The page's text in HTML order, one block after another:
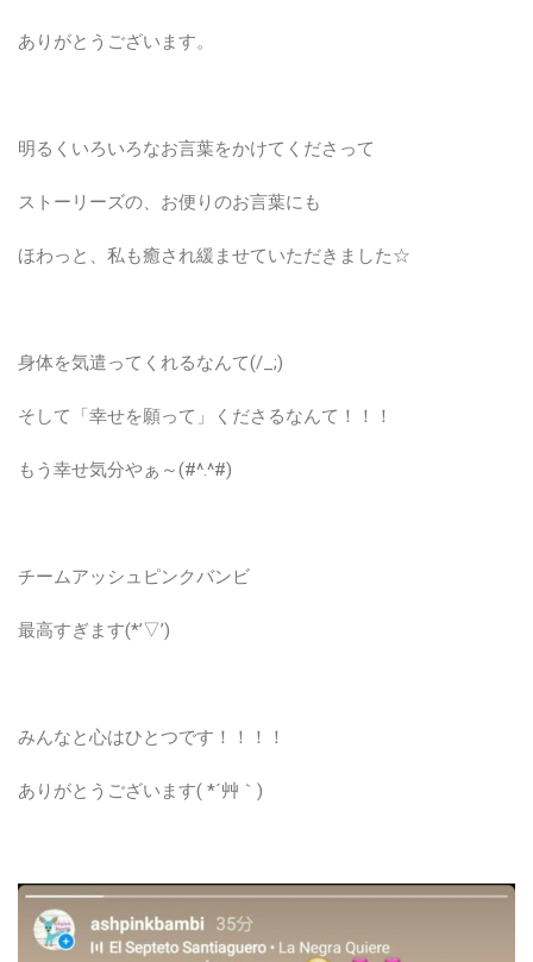
ありがとうございます。
明るくいろいろなお言葉をかけてくださって
ストーリーズの、お便りのお言葉にも
ほわっと、私も癒され緩ませていただきました☆
身体を気遣ってくれるなんて(/_;)
そして「幸せを願って」くださるなんて！！！
もう幸せ気分やぁ～(#^.^#)
チームアッシュピンクバンビ
最高すぎます(*’▽’)
みんなと心はひとつです！！！！
ありがとうございます( *´艸｀)